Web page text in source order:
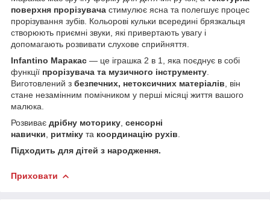
поверхня прорізувача стимулює ясна та полегшує процес
прорізування зубів. Кольорові кульки всередині брязкальця
створюють приємні звуки, які привертають увагу і
допомагають розвивати слухове сприйняття.
Infantino Маракас — це іграшка 2 в 1, яка поєднує в собі
функції прорізувача та музичного інструменту
Виготовлений з безпечних, нетоксичних матеріалів , він
стане незамінним помічником у перші місяці життя вашого
малюка.
Розвиває дрібну моторику сенсорні
навички
ритміку та координацію рухів
Підходить для дітей з народження.
Приховати